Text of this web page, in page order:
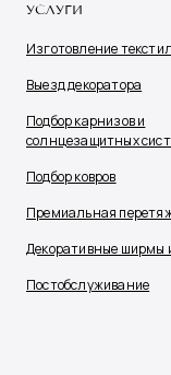
УСЛУГИ
Изготовление
Выезд декоратора
Подбор карнизов и
солнцезащитных
Подбор ковров
Премиальная
Декоративные ширмы
Постобслуживание